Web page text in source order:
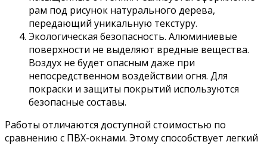
рам под рисунок натурального дерева,
передающий уникальную текстуру.
Экологическая безопасность. Алюминиевые
поверхности не выделяют вредные вещества.
Воздух не будет опасным даже при
непосредственном воздействии огня. Для
покраски и защиты покрытий используются
безопасные составы.
Работы отличаются доступной стоимостью по
сравнению с ПВХ-окнами. Этому способствует легкий